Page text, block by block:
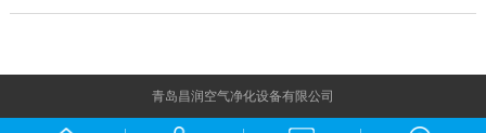
青岛昌润空气净化设备有限公司